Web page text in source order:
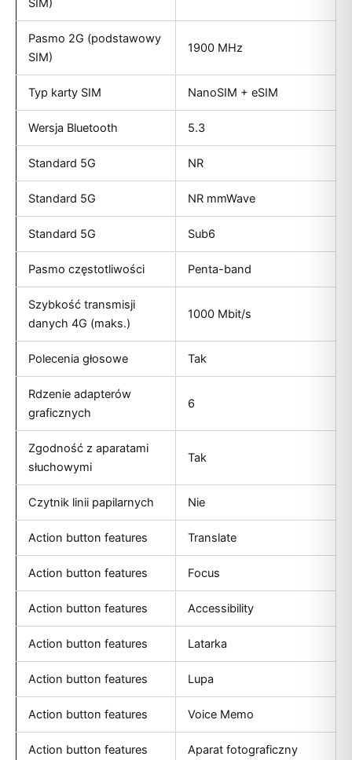
SIM)
Pasmo 2G (podstawowy
SIM)
1900 MHz
Typ karty SIM NanoSIM + eSIM
Wersja Bluetooth 5.3
Standard 5G NR
Standard 5G NR mmWave
Standard 5G Sub6
Pasmo częstotliwości Penta-band
Szybkość transmisji
danych 4G (maks.)
1000 Mbit/s
Polecenia głosowe Tak
Rdzenie adapterów
graficznych
6
Zgodność z aparatami
słuchowymi
Tak
Czytnik linii papilarnych Nie
Action button features Translate
Action button features Focus
Action button features Accessibility
Action button features Latarka
Action button features Lupa
Action button features Voice Memo
Action button features Aparat fotograficzny